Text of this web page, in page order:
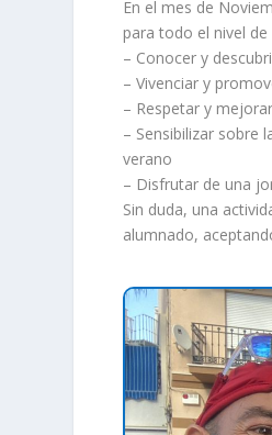
En el mes de
para todo el nivel de
– Conocer y
– Vivenciar y
– Respetar y
– Sensibilizar sobre
verano
– Disfrutar de una
Sin duda, una
alumnado,